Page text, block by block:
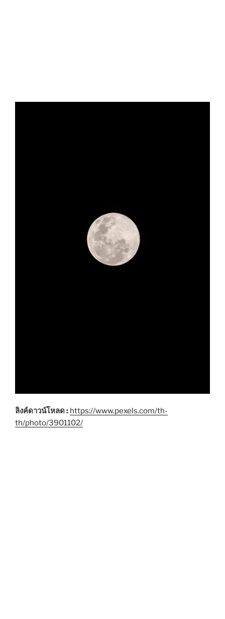
ลิงค์ดาวน์โหลด : https://www.pexels.com/th-
th/photo/3901102/